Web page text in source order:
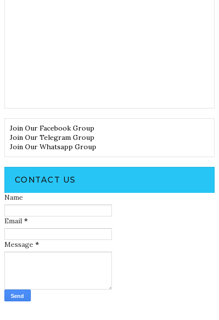
Join Our Facebook Group
Join Our Telegram Group
Join Our Whatsapp Group
CONTACT US
Name
Email *
Message *